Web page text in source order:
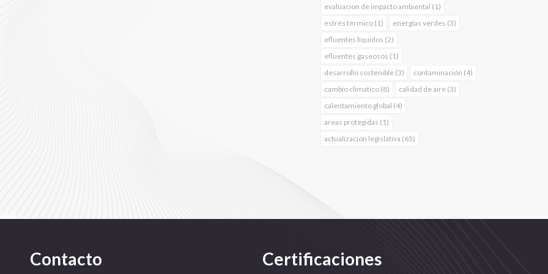
evaluacion de impacto ambiental (1)
estrés térmico (1)
energias verdes (3)
efluentes líquidos (2)
efluentes gaseosos (1)
desarrollo sostenible (3)
contaminación (4)
cambio climatico (8)
calidad de aire (3)
calentamiento global (4)
areas protegidas (1)
actualizacion legislativa (65)
Contacto Certificaciones